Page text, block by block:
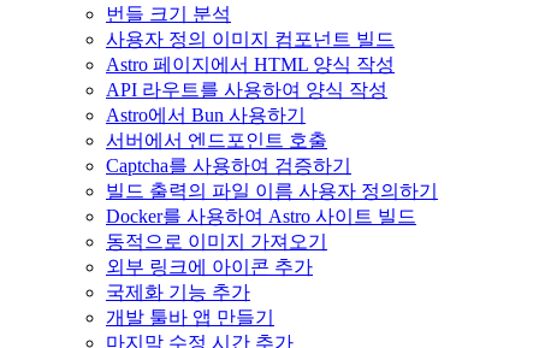
번들 크기 분석
사용자 정의 이미지 컴포넌트 빌드
Astro 페이지에서 HTML 양식 작성
API 라우트를 사용하여 양식 작성
Astro에서 Bun 사용하기
서버에서 엔드포인트 호출
Captcha를 사용하여 검증하기
빌드 출력의 파일 이름 사용자 정의하기
Docker를 사용하여 Astro 사이트 빌드
동적으로 이미지 가져오기
외부 링크에 아이콘 추가
국제화 기능 추가
개발 툴바 앱 만들기
마지막 수정 시간 추가